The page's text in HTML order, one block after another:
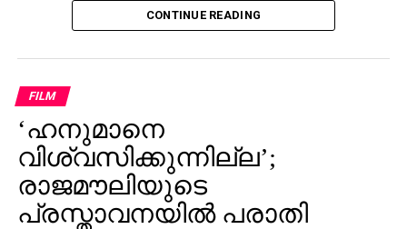
പിണറായി വിജയന്‍ എന്തുകൊണ്ട് മൗനം പാലിക്കുന്നു.
പാര്‍ട്ടിക്ക് ഒരു കുഴപ്പവുമില്ലെന്ന് പറയാന്‍ എം.വി
ഗോവിന്ദന് മാത്രമേ കഴിയൂവെന്നും വി.ഡി സതീശന്‍
പരിഹസിച്ചു. എന്തുകൊണ്ട് ദേവസ്വം ബോര്‍ഡ്
പോറ്റിക്കെതിരെ പരാതി നല്‍കിയില്ലെന്നും പോറ്റി
കുടുങ്ങിയാല്‍ പലരും കുടുങ്ങും എന്ന് സിപിഎമ്മിന്
അറിയാമായിരുന്നുവെന്നും അദ്ദേഹം കൂട്ടിച്ചേര്‍ത്തു.
CONTINUE READING
FILM
‘ഹനുമാനെ
വിശ്വസിക്കുന്നില്ല’;
രാജമൗലിയുടെ
പ്രസ്താവനയില്‍ പരാതി